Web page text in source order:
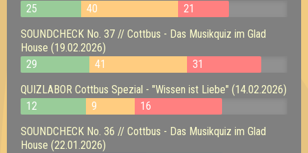
25
40
21
SOUNDCHECK No. 37 // Cottbus - Das Musikquiz im Glad
House (19.02.2026)
29
41
31
QUIZLABOR Cottbus Spezial - "Wissen ist Liebe" (14.02.2026)
12
9
16
SOUNDCHECK No. 36 // Cottbus - Das Musikquiz im Glad
House (22.01.2026)